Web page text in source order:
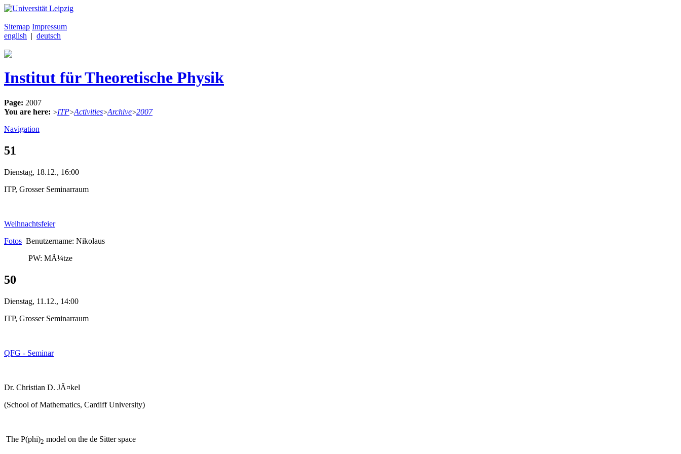
Sitemap Impressum
english | deutsch
Institut für Theoretische Physik
Page: 2007
You are here: >ITP>Activities>Archive>2007
Navigation
51
Dienstag, 18.12., 16:00
ITP, Grosser Seminarraum
Weihnachtsfeier
Fotos Benutzername: Nikolaus
PW: MÃ¼tze
50
Dienstag, 11.12., 14:00
ITP, Grosser Seminarraum
QFG - Seminar
Dr. Christian D. JÃ¤kel
(School of Mathematics, Cardiff University)
The P(phi)2 model on the de Sitter space